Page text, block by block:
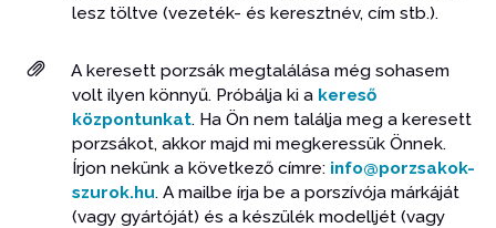
lesz töltve (vezeték- és keresztnév, cím stb.).
A keresett porzsák megtalálása még sohasem
volt ilyen könnyű. Próbálja ki a kereső
központunkat. Ha Ön nem találja meg a keresett
porzsákot, akkor majd mi megkeressük Önnek.
Írjon nekünk a következő címre: info@porzsakok-
szurok.hu. A mailbe írja be a porszívója márkáját
(vagy gyártóját) és a készülék modelljét (vagy